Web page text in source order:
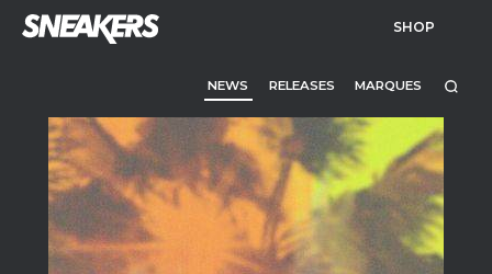
SHOP
NEWS RELEASES MARQUES